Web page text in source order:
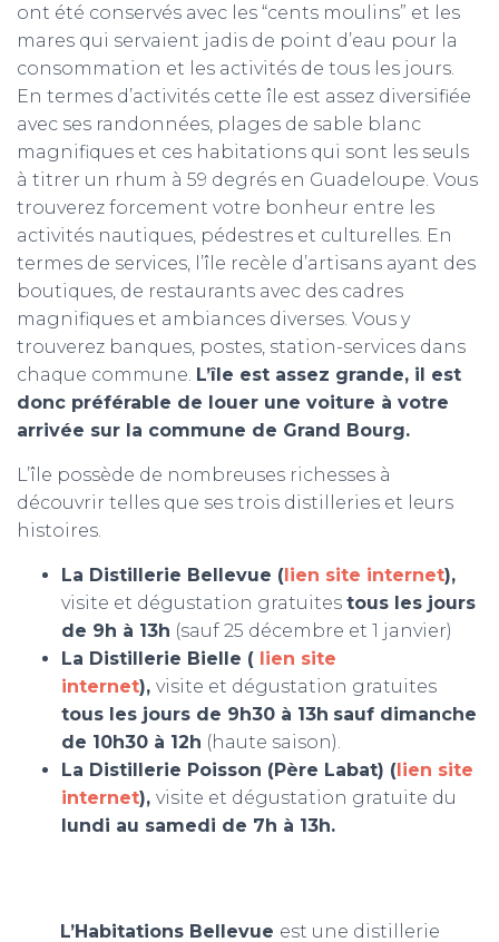
ont été conservés avec les “cents moulins” et les
mares qui servaient jadis de point d’eau pour la
consommation et les activités de tous les jours.
En termes d’activités cette île est assez diversifiée
avec ses randonnées, plages de sable blanc
magnifiques et ces habitations qui sont les seuls
à titrer un rhum à 59 degrés en Guadeloupe. Vous
trouverez forcement votre bonheur entre les
activités nautiques, pédestres et culturelles. En
termes de services, l’île recèle d’artisans ayant des
boutiques, de restaurants avec des cadres
magnifiques et ambiances diverses. Vous y
trouverez banques, postes, station-services dans
chaque commune. L’île est assez grande, il est
donc préférable de louer une voiture à votre
arrivée sur la commune de Grand Bourg.
L’île possède de nombreuses richesses à
découvrir telles que ses trois distilleries et leurs
histoires.
La Distillerie Bellevue (lien site internet),
visite et dégustation gratuites tous les jours
de 9h à 13h (sauf 25 décembre et 1 janvier)
La Distillerie Bielle ( lien site
internet), visite et dégustation gratuites
tous les jours de 9h30 à 13h sauf dimanche
de 10h30 à 12h (haute saison).
La Distillerie Poisson (Père Labat) (lien site
internet), visite et dégustation gratuite du
lundi au samedi de 7h à 13h.
L’Habitations Bellevue est une distillerie